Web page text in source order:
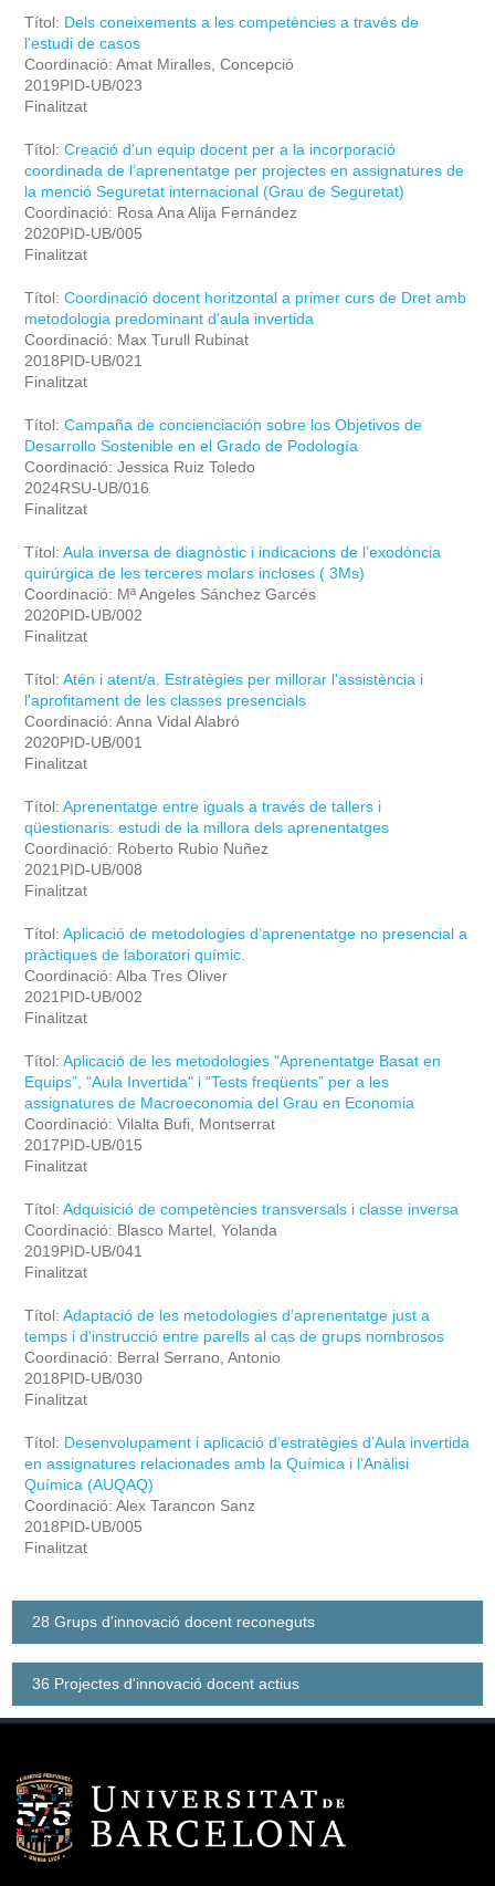
Títol: Dels coneixements a les competències a través de
l'estudi de casos
Coordinació: Amat Miralles, Concepció
2019PID-UB/023
Finalitzat
Títol: Creació d'un equip docent per a la incorporació
coordinada de l’aprenentatge per projectes en assignatures de
la menció Seguretat internacional (Grau de Seguretat)
Coordinació: Rosa Ana Alija Fernández
2020PID-UB/005
Finalitzat
Títol: Coordinació docent horitzontal a primer curs de Dret amb
metodologia predominant d'aula invertida
Coordinació: Max Turull Rubinat
2018PID-UB/021
Finalitzat
Títol: Campaña de concienciación sobre los Objetivos de
Desarrollo Sostenible en el Grado de Podología
Coordinació: Jessica Ruiz Toledo
2024RSU-UB/016
Finalitzat
Títol: Aula inversa de diagnòstic i indicacions de l’exodòncia
quirúrgica de les terceres molars incloses ( 3Ms)
Coordinació: Mª Angeles Sánchez Garcés
2020PID-UB/002
Finalitzat
Títol: Atén i atent/a. Estratègies per millorar l'assistència i
l'aprofitament de les classes presencials
Coordinació: Anna Vidal Alabró
2020PID-UB/001
Finalitzat
Títol: Aprenentatge entre iguals a través de tallers i
qüestionaris: estudi de la millora dels aprenentatges
Coordinació: Roberto Rubio Nuñez
2021PID-UB/008
Finalitzat
Títol: Aplicació de metodologies d’aprenentatge no presencial a
pràctiques de laboratori químic.
Coordinació: Alba Tres Oliver
2021PID-UB/002
Finalitzat
Títol: Aplicació de les metodologies "Aprenentatge Basat en
Equips”, "Aula Invertida" i “Tests freqüents” per a les
assignatures de Macroeconomia del Grau en Economia
Coordinació: Vilalta Bufi, Montserrat
2017PID-UB/015
Finalitzat
Títol: Adquisició de competències transversals i classe inversa
Coordinació: Blasco Martel, Yolanda
2019PID-UB/041
Finalitzat
Títol: Adaptació de les metodologies d'aprenentatge just a
temps i d'instrucció entre parells al cas de grups nombrosos
Coordinació: Berral Serrano, Antonio
2018PID-UB/030
Finalitzat
Títol: Desenvolupament i aplicació d’estratègies d’Aula invertida
en assignatures relacionades amb la Química i l’Anàlisi
Química (AUQAQ)
Coordinació: Alex Tarancon Sanz
2018PID-UB/005
Finalitzat
28 Grups d'innovació docent reconeguts
36 Projectes d'innovació docent actius